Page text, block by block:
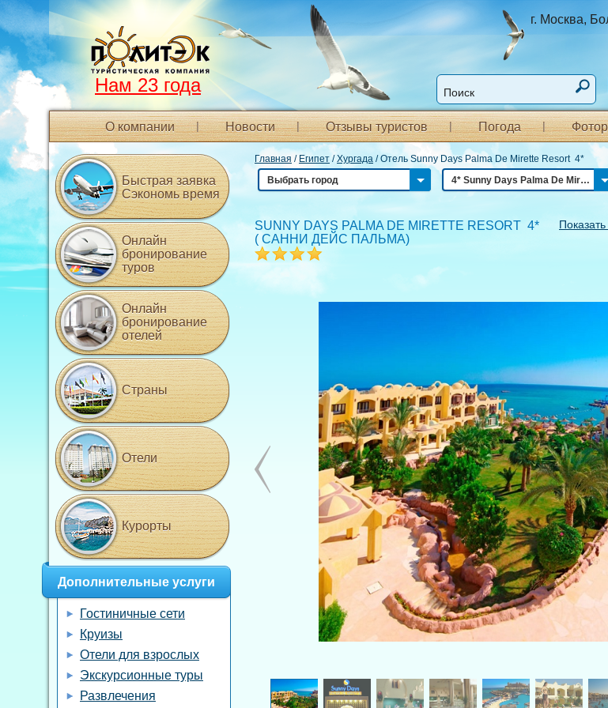
г. Москва,
Нам 23 года
О компании Новости Отзывы туристов Погода
Главная / Египет /Хургада /Отель Sunny Days Palma De Mirette Resort 4*
Выбрать город
4* Sunny Days Palma De Mirette Resort
SUNNY DAYS PALMA DE MIRETTE RESORT 4*
( САННИ ДЕЙС ПАЛЬМА)
Быстрая заявка
Сэкономь время
Онлайн
бронирование
туров
Онлайн
бронирование
отелей
Страны
Отели
Курорты
Дополнительные услуги
Гостиничные сети
Круизы
Отели для взрослых
Экскурсионные туры
Развлечения